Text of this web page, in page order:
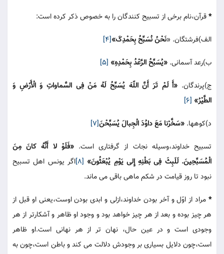
*قرآن،نام برخی از تسبیح کنندگان را به خصوص ذکر کرده است:
الف)فرشتگان. «نَحْنُ نُسَبِّحُ بِحَمْدِکَ»[4]
ب)رعد آسمانی. «یُسَبِّحُ الرَّعْدُ بِحَمْدِهِ» [5]
ج)پرندگان. «أَ لَمْ تَرَ أَنَّ اللّهَ یُسَبِّحُ لَهُ مَنْ فِی السَّماواتِ وَ الْأَرْضِ وَ
الطَّیْرُ» [6]
د)کوهها. «سَخَّرْنا مَعَ داوُدَ الْجِبالَ یُسَبِّحْنَ[7]
تسبیح خداوند،وسیله نجات از گرفتاری است.«فَلَوْ لا أَنَّهُ کانَ مِنَ
الْمُسَبِّحِینَ. لَلَبِثَ فِی بَطْنِهِ إِلی یَوْمِ یُبْعَثُونَ» [8]اگر یونس اهل تسبیح
نبود تا روز قیامت در شکم ماهی باقی می ماند.
* مراد از اوّل و آخر بودن خداوند،ازلی و ابدی بودن اوست،یعنی او قبل از
هر چیز بوده و بعد از هر چیز خواهد بود و وجود او ظاهر و آشکارتر از هر
وجودی است و در عین حال، نهان تر از هر نهانی است.او ظاهر
است،چون دلایل بسیاری بر وجودش دلالت می کند و باطن است،چون به